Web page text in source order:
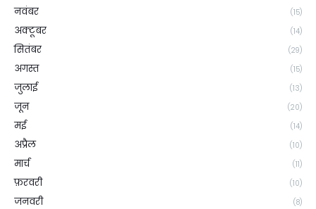
नवंबर (15)
अक्टूबर (14)
सितंबर (29)
अगस्त (15)
जुलाई (13)
जून (20)
मई (14)
अप्रैल (10)
मार्च (11)
फ़रवरी (10)
जनवरी (8)